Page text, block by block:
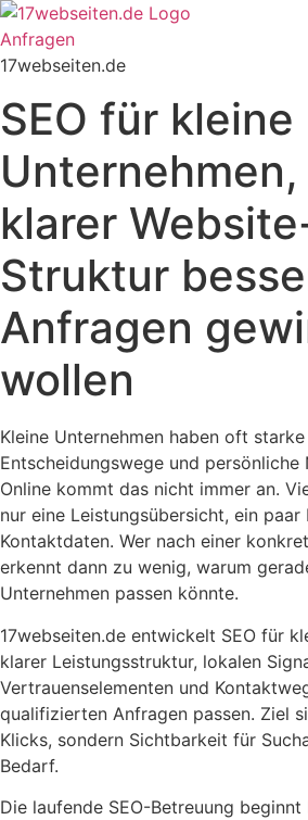
Zum
Inhalt
springen
Anfragen
17webseiten.de
SEO für kleine
klarer
Struktur
Anfragen
wollen
Kleine Unternehmen haben oft
Entscheidungswege und persönliche
Online kommt das nicht immer an.
nur eine Leistungsübersicht, ein paar
Kontaktdaten. Wer nach einer
erkennt dann zu wenig, warum
Unternehmen passen könnte.
17webseiten.de entwickelt SEO für
klarer Leistungsstruktur, lokalen
Vertrauenselementen und
qualifizierten Anfragen passen. Ziel
Klicks, sondern Sichtbarkeit für
Bedarf.
Die laufende SEO-Betreuung